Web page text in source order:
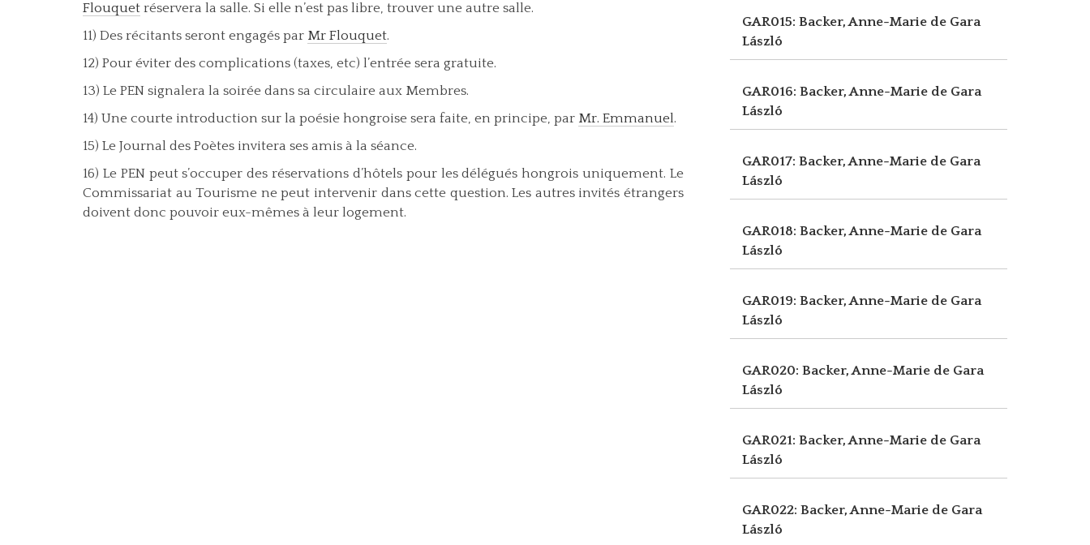
Flouquet réservera la salle. Si elle n’est pas libre, trouver une autre salle.
11) Des récitants seront engagés par Mr Flouquet.
12) Pour éviter des complications (taxes, etc) l’entrée sera gratuite.
13) Le PEN signalera la soirée dans sa circulaire aux Membres.
14) Une courte introduction sur la poésie hongroise sera faite, en principe, par Mr. Emmanuel.
15) Le Journal des Poètes invitera ses amis à la séance.
16) Le PEN peut s’occuper des réservations d’hôtels pour les délégués hongrois uniquement. Le
Commissariat au Tourisme ne peut intervenir dans cette question. Les autres invités étrangers
doivent donc pouvoir eux-mêmes à leur logement.
GAR015: Backer, Anne-Marie de Gara
László
GAR016: Backer, Anne-Marie de Gara
László
GAR017: Backer, Anne-Marie de Gara
László
GAR018: Backer, Anne-Marie de Gara
László
GAR019: Backer, Anne-Marie de Gara
László
GAR020: Backer, Anne-Marie de Gara
László
GAR021: Backer, Anne-Marie de Gara
László
GAR022: Backer, Anne-Marie de Gara
László